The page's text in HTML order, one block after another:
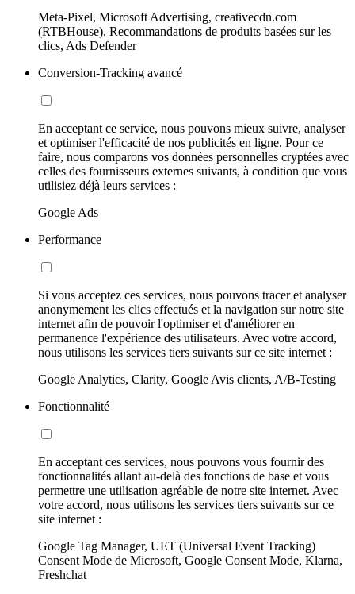
Meta-Pixel, Microsoft Advertising, creativecdn.com
(RTBHouse), Recommandations de produits basées sur les
clics, Ads Defender
Conversion-Tracking avancé
En acceptant ce service, nous pouvons mieux suivre, analyser
et optimiser l'efficacité de nos publicités en ligne. Pour ce
faire, nous comparons vos données personnelles cryptées avec
celles des fournisseurs externes suivants, à condition que vous
utilisiez déjà leurs services :
Google Ads
Performance
Si vous acceptez ces services, nous pouvons tracer et analyser
anonymement les clics effectués et la navigation sur notre site
internet afin de pouvoir l'optimiser et d'améliorer en
permanence l'expérience des utilisateurs. Avec votre accord,
nous utilisons les services tiers suivants sur ce site internet :
Google Analytics, Clarity, Google Avis clients, A/B-Testing
Fonctionnalité
En acceptant ces services, nous pouvons vous fournir des
fonctionnalités allant au-delà des fonctions de base et vous
permettre une utilisation agréable de notre site internet. Avec
votre accord, nous utilisons les services tiers suivants sur ce
site internet :
Google Tag Manager, UET (Universal Event Tracking)
Consent Mode de Microsoft, Google Consent Mode, Klarna,
Freshchat